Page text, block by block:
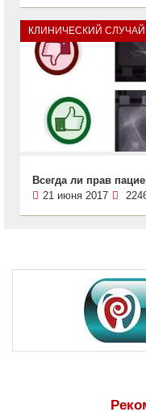
КЛИНИЧЕСКИЙ СЛУЧАЙ
Всегда ли прав
21 июня 2017